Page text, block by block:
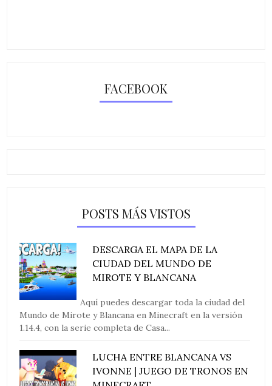
FACEBOOK
POSTS MÁS VISTOS
DESCARGA EL MAPA DE LA
CIUDAD DEL MUNDO DE
MIROTE Y BLANCANA
Aquí puedes descargar toda la ciudad del
Mundo de Mirote y Blancana en Minecraft en la versión
1.14.4, con la serie completa de Casa...
LUCHA ENTRE BLANCANA VS
IVONNE | JUEGO DE TRONOS EN